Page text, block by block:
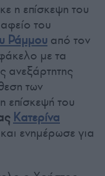
η επίσκεψη του
του
Ράμμου από τον
με τα
ανεξάρτητης
των
του
Κατερίνα
ενημέρωσε για